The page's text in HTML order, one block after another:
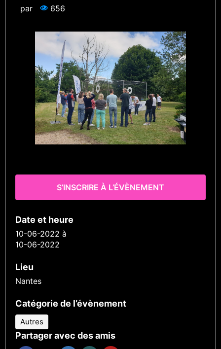
par 656
S’INSCRIRE À L’ÉVÈNEMENT
Date et heure
10-06-2022 à
10-06-2022
Lieu
Nantes
Catégorie de l’évènement
Autres
Partager avec des amis